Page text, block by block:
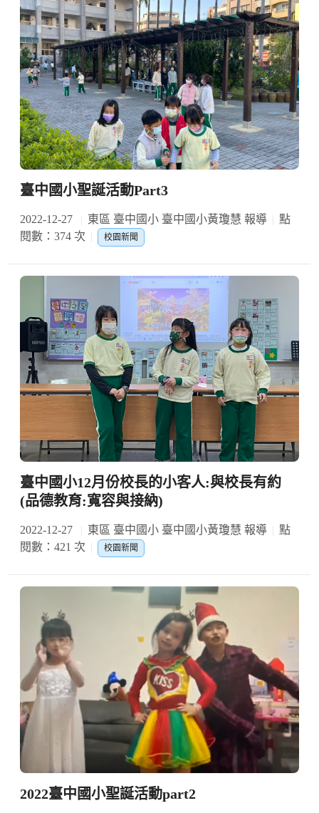
臺中國小聖誕活動Part3
2022-12-27 東區 臺中國小 臺中國小黃瓊慧 報導
點
閱數：374 次
校園新聞
臺中國小12月份校長的小客人:與校長有約
(品德教育:寬容與接納)
2022-12-27 東區 臺中國小 臺中國小黃瓊慧 報導
點
閱數：421 次
校園新聞
2022臺中國小聖誕活動part2